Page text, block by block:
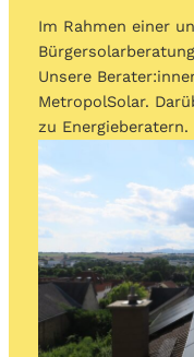
Im Rahmen einer
Unsere
MetropolSolar.
zu Energieberatern.